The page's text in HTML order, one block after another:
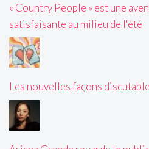
« Country People » est une
satisfaisante au milieu de l'été
Les nouvelles façons